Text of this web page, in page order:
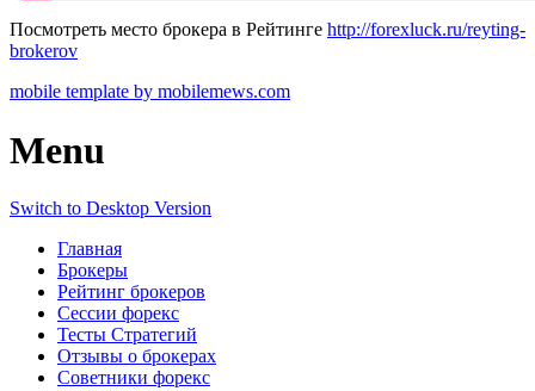
Посмотреть место брокера в Рейтинге http://forexluck.ru/reyting-
brokerov
mobile template by mobilemews.com
Menu
Switch to Desktop Version
Главная
Брокеры
Рейтинг брокеров
Сессии форекс
Тесты Стратегий
Отзывы о брокерах
Советники форекс